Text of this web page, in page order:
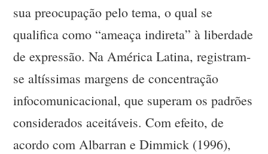
sua preocupação pelo tema, o qual se
qualifica como “ameaça indireta” à liberdade
de expressão. Na América Latina, registram-
se altíssimas margens de concentração
infocomunicacional, que superam os padrões
considerados aceitáveis. Com efeito, de
acordo com Albarran e Dimmick (1996),